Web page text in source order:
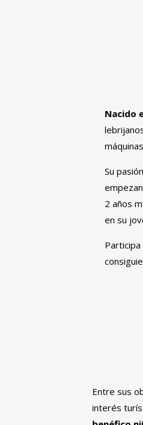
Nacido
Su
2 años
en su
Entre sus
interés